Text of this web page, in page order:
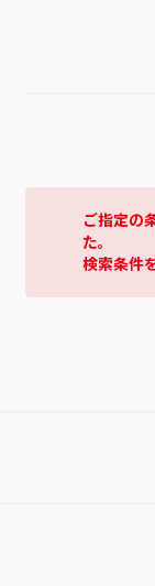
ご指定の
た。
検索条件